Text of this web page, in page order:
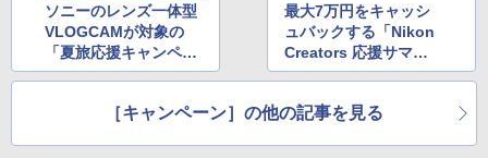
ソニーのレンズ一体型
VLOGCAMが対象の
「夏旅応援キャンペー
ン」
最大7万円をキャッシ
ュバックする「Nikon
Creators 応援サマー
キャンペーン2024」
［キャンペーン］の他の記事を見る